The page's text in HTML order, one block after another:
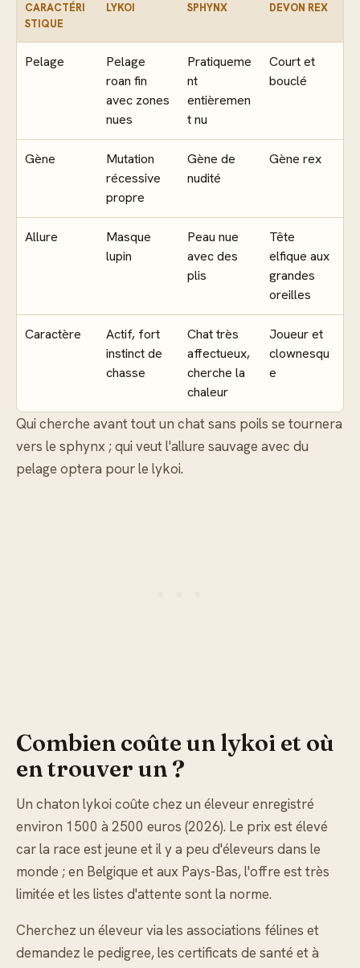
CARACTÉRI
STIQUE
LYKOI SPHYNX DEVON REX
Pelage
Pelage
roan fin
avec zones
nues
Pratiqueme
nt
entièremen
t nu
Court et
bouclé
Gène
Mutation
récessive
propre
Gène de
nudité
Gène rex
Allure
Masque
lupin
Peau nue
avec des
plis
Tête
elfique aux
grandes
oreilles
Caractère
Actif, fort
instinct de
chasse
Chat très
affectueux,
cherche la
chaleur
Joueur et
clownesqu
e
Qui cherche avant tout un chat sans poils se tournera
vers le sphynx ; qui veut l'allure sauvage avec du
pelage optera pour le lykoi.
Combien coûte un lykoi et où
en trouver un ?
Un chaton lykoi coûte chez un éleveur enregistré
environ 1500 à 2500 euros (2026). Le prix est élevé
car la race est jeune et il y a peu d'éleveurs dans le
monde ; en Belgique et aux Pays-Bas, l'offre est très
limitée et les listes d'attente sont la norme.
Cherchez un éleveur via les associations félines et
demandez le pedigree, les certificats de santé et à